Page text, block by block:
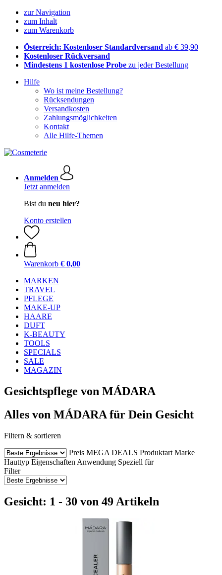
zur Navigation
zum Inhalt
zum Warenkorb
Österreich: Kostenloser Standardversand ab € 39,90
Kostenloser Rückversand
Mindestens 1 kostenlose Probe zu jeder Bestellung
Hilfe
Wo ist meine Bestellung?
Rücksendungen
Versandkosten
Zahlungsmöglichkeiten
Kontakt
Alle Hilfe-Themen
Anmelden
Jetzt anmelden
Bist du neu hier?
Konto erstellen
Warenkorb € 0,00
MARKEN
TRAVEL
PFLEGE
MAKE-UP
HAARE
DUFT
K-BEAUTY
TOOLS
SPECIALS
SALE
MAGAZIN
Gesichtspflege von MÁDARA
Alles von MÁDARA für Dein Gesicht
Filtern & sortieren
Preis MEGA DEALS Produktart Marke
Hauttyp Eigenschaften Anwendung Speziell für
Filter
Gesicht: 1 - 30 von 49 Artikeln